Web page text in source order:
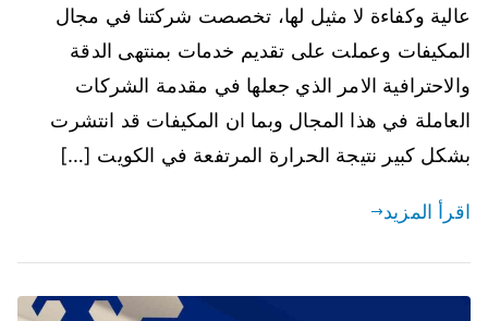
عالية وكفاءة لا مثيل لها، تخصصت شركتنا في مجال
المكيفات وعملت على تقديم خدمات بمنتهى الدقة
والاحترافية الامر الذي جعلها في مقدمة الشركات
العاملة في هذا المجال وبما ان المكيفات قد انتشرت
بشكل كبير نتيجة الحرارة المرتفعة في الكويت […]
اقرأ المزيد